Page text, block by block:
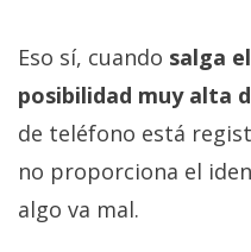
Eso sí, cuando salga
posibilidad muy alta
de teléfono está
no proporciona el
algo va mal.